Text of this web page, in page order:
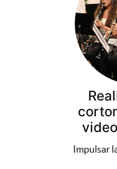
Impulsar